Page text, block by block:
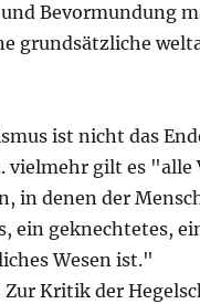
und Bevormundung
grundsätzliche
ist nicht das
vielmehr gilt es "alle
in denen der
ein geknechtetes,
Wesen ist."
Kritik der